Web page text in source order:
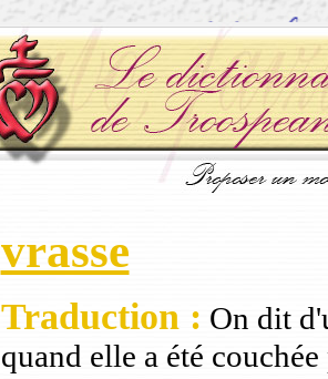
vrasse
Traduction : On dit
quand elle a été